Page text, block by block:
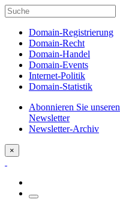
Domain-Registrierung
Domain-Recht
Domain-Handel
Domain-Events
Internet-Politik
Domain-Statistik
Abonnieren Sie unseren
Newsletter
Newsletter-Archiv
×